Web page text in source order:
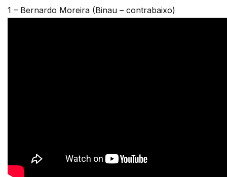
1 – Bernardo Moreira (Binau – contrabaixo)